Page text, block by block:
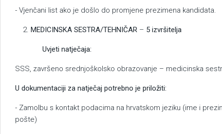
- Vjenčani list ako je došlo do promjene prezimena kandidata.
MEDICINSKA SESTRA/TEHNIČAR – 5 izvršitelja
Uvjeti natječaja:
SSS, završeno srednjoškolsko obrazovanje – medicinska
U dokumentaciji za natječaj potrebno je priložiti:
- Zamolbu s kontakt podacima na hrvatskom jeziku (ime i
pošte)